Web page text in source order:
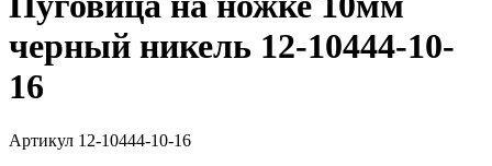
черный никель 12-10444-10-
16
Артикул 12-10444-10-16